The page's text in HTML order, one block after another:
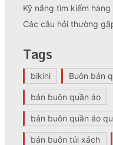
Kỹ năng tìm kiếm hàng
Các câu hỏi thường
Tags
bikini Buôn bán
bán buôn quần áo
bán buôn quần áo
bán buôn túi xách